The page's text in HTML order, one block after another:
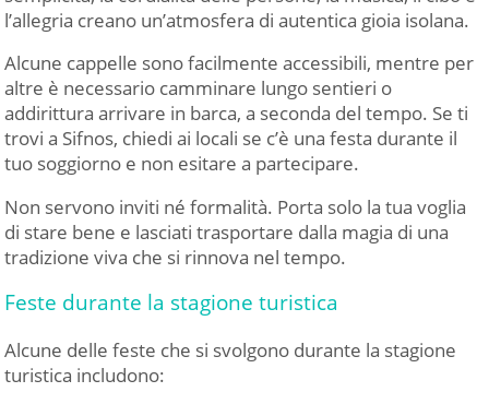
l’allegria creano un’atmosfera di autentica gioia isolana.
Alcune cappelle sono facilmente accessibili, mentre per
altre è necessario camminare lungo sentieri o
addirittura arrivare in barca, a seconda del tempo. Se ti
trovi a Sifnos, chiedi ai locali se c’è una festa durante il
tuo soggiorno e non esitare a partecipare.
Non servono inviti né formalità. Porta solo la tua voglia
di stare bene e lasciati trasportare dalla magia di una
tradizione viva che si rinnova nel tempo.
Feste durante la stagione turistica
Alcune delle feste che si svolgono durante la stagione
turistica includono: